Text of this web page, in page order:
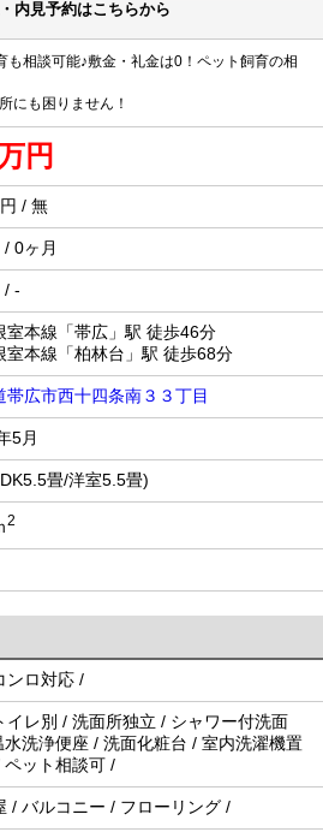
内見予約はこちらから
も相談可能♪敷金・礼金は0！ペット飼育の相
にも困りません！
円
/ 無
0ヶ月
/ -
室本線「帯広」駅 徒歩46分
室本線「柏林台」駅 徒歩68分
帯広市西十四条南３３丁目
5月
畳/洋室5.5畳)
2
ンロ対応 /
イレ別 / 洗面所独立 / シャワー付洗面
水洗浄便座 / 洗面化粧台 / 室内洗濯機置
ペット相談可 /
/ バルコニー / フローリング /